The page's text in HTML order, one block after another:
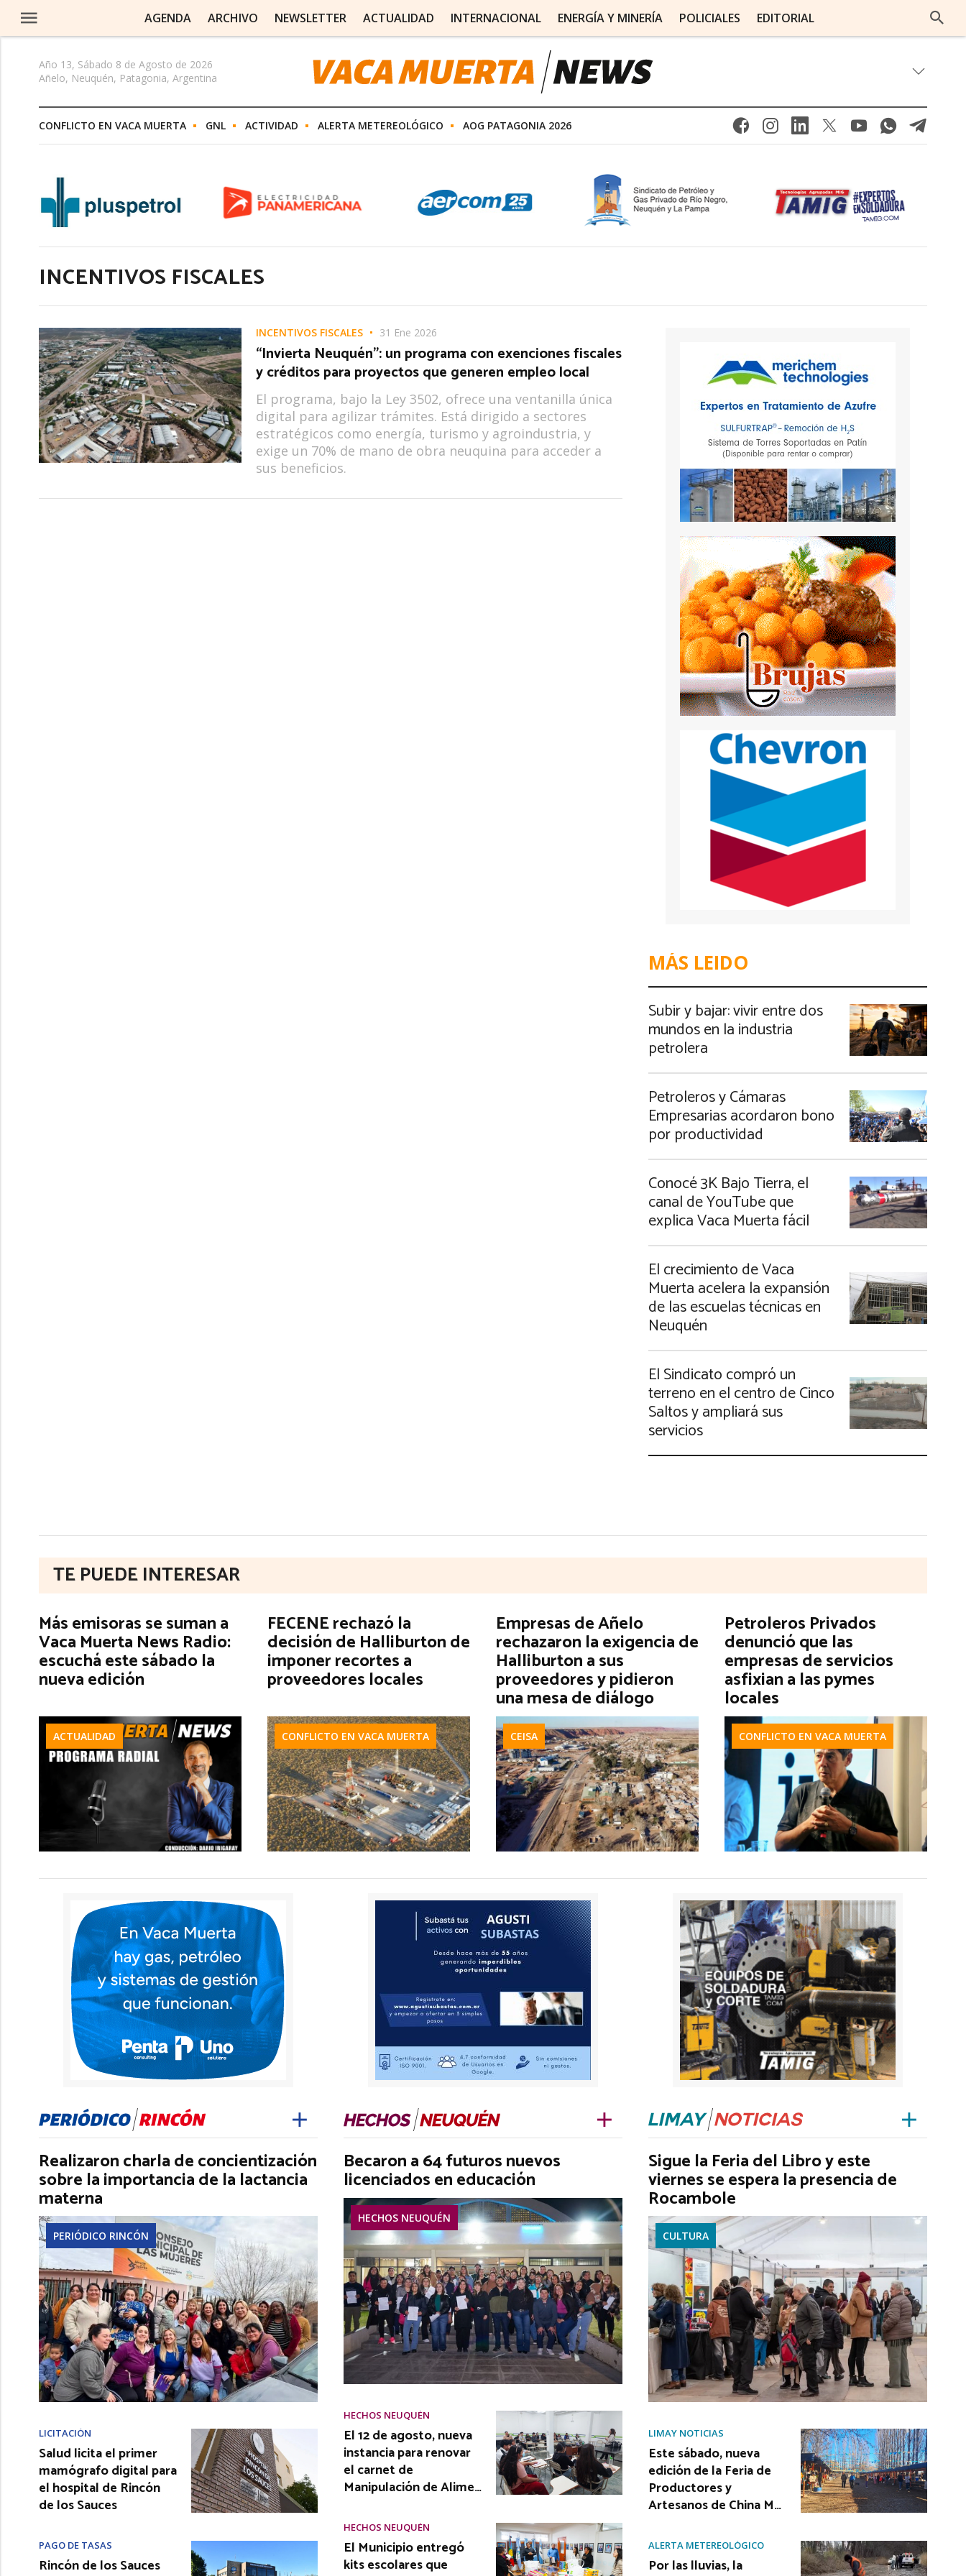
AGENDA ARCHIVO NEWSLETTER ACTUALIDAD INTERNACIONAL ENERGÍA Y MINERÍA POLICIALES EDITORIAL
Año 13, Sábado 8 de Agosto de 2026
Añelo, Neuquén, Patagonia, Argentina
CONFLICTO EN VACA MUERTA GNL ACTIVIDAD ALERTA METEREOLÓGICO AOG PATAGONIA 2026
INCENTIVOS FISCALES
INCENTIVOS FISCALES 31 Ene 2026
“Invierta Neuquén”: un programa con exenciones fiscales
y créditos para proyectos que generen empleo local
El programa, bajo la Ley 3502, ofrece una ventanilla única
digital para agilizar trámites. Está dirigido a sectores
estratégicos como energía, turismo y agroindustria, y
exige un 70% de mano de obra neuquina para acceder a
sus beneficios.
MÁS LEIDO
Subir y bajar: vivir entre dos
mundos en la industria
petrolera
Petroleros y Cámaras
Empresarias acordaron bono
por productividad
Conocé 3K Bajo Tierra, el
canal de YouTube que
explica Vaca Muerta fácil
El crecimiento de Vaca
Muerta acelera la expansión
de las escuelas técnicas en
Neuquén
El Sindicato compró un
terreno en el centro de Cinco
Saltos y ampliará sus
servicios
TE PUEDE INTERESAR
Más emisoras se suman a
Vaca Muerta News Radio:
escuchá este sábado la
nueva edición
ACTUALIDAD
FECENE rechazó la
decisión de Halliburton de
imponer recortes a
proveedores locales
CONFLICTO EN VACA MUERTA
Empresas de Añelo
rechazaron la exigencia de
Halliburton a sus
proveedores y pidieron
una mesa de diálogo
CEISA
Petroleros Privados
denunció que las
empresas de servicios
asfixian a las pymes
locales
CONFLICTO EN VACA MUERTA
Realizaron charla de concientización
sobre la importancia de la lactancia
materna
PERIÓDICO RINCÓN
LICITACIÓN
Salud licita el primer
mamógrafo digital para
el hospital de Rincón
de los Sauces
PAGO DE TASAS
Rincón de los Sauces
Becaron a 64 futuros nuevos
licenciados en educación
HECHOS NEUQUÉN
HECHOS NEUQUÉN
El 12 de agosto, nueva
instancia para renovar
el carnet de
Manipulación de Alime…
HECHOS NEUQUÉN
El Municipio entregó
kits escolares que
Sigue la Feria del Libro y este
viernes se espera la presencia de
Rocambole
CULTURA
LIMAY NOTICIAS
Este sábado, nueva
edición de la Feria de
Productores y
Artesanos de China M…
ALERTA METEREOLÓGICO
Por las lluvias, la